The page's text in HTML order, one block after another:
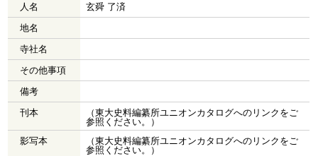
人名
玄舜 了済
地名
寺社名
その他事項
備考
刊本
（東大史料編纂所ユニオンカタログへのリンクをご
参照ください。）
影写本
（東大史料編纂所ユニオンカタログへのリンクをご
参照ください。）